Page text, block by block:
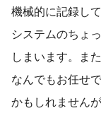
機械的に記録し
システムのちょ
しまいます。ま
なんでもお任せ
かもしれません